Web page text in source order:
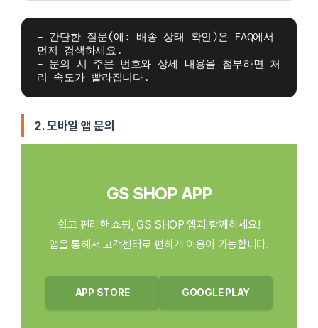
- 간단한 질문(예: 배송 상태 확인)은 FAQ에서
먼저 검색하세요.
- 문의 시 주문 번호와 상세 내용을 첨부하면 처
리 속도가 빨라집니다.
2. 모바일 앱 문의
GS SHOP APP
쉽고 편리한 쇼핑, GS SHOP 앱과 함께하세요!
앱을 통해서 고객센터로 편하게 이용이 가능합니다.
APP STORE GOOGLE PLAY